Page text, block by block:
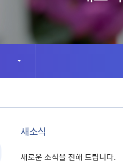
새소식
새로운 소식을 전해 드립니다.